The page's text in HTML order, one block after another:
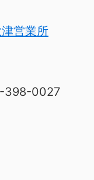
営業所
398-0027